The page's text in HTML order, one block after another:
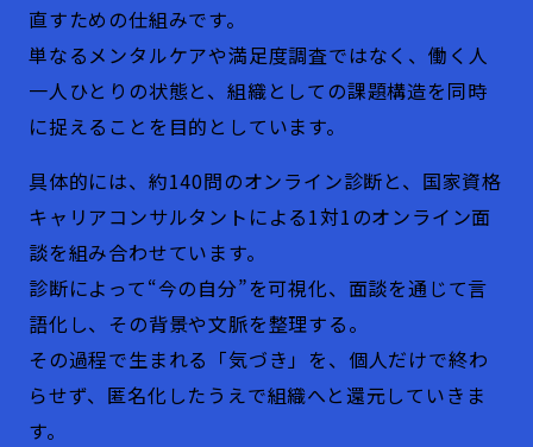
直すための仕組みです。
単なるメンタルケアや満足度調査ではなく、働く人
一人ひとりの状態と、組織としての課題構造を同時
に捉えることを目的としています。
具体的には、約140問のオンライン診断と、国家資格
キャリアコンサルタントによる1対1のオンライン面
談を組み合わせています。
診断によって“今の自分”を可視化、面談を通じて言
語化し、その背景や文脈を整理する。
その過程で生まれる「気づき」を、個人だけで終わ
らせず、匿名化したうえで組織へと還元していきま
す。